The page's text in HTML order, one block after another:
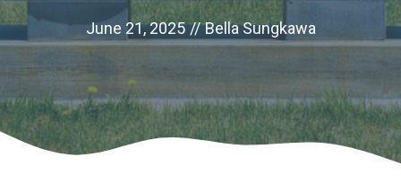
June 21, 2025 // Bella Sungkawa